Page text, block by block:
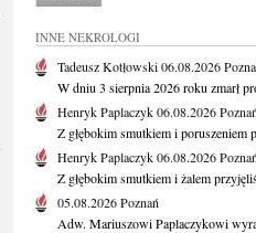
INNE NEKROLOGI
Tadeusz Kotłowski06.08.2026
W dniu 3 sierpnia 2026 roku zmarł
Henryk Paplaczyk06.08.2026Poznań
Z głębokim smutkiem i poruszeniem
Henryk Paplaczyk06.08.2026Poznań
Z głębokim smutkiem i żalem
05.08.2026Poznań
Adw. Mariuszowi Paplaczykowi